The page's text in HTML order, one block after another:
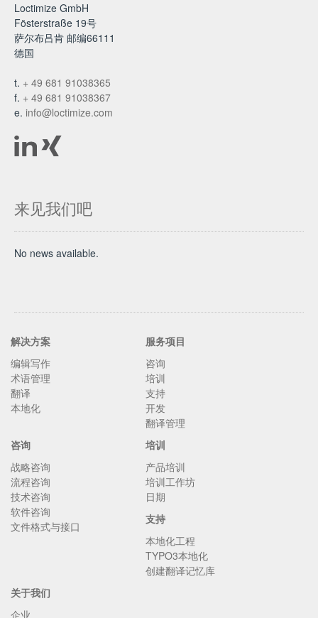
Loctimize GmbH
Fösterstraße 19号
萨尔布吕肯 邮编66111
德国
t. + 49 681 91038365
f. + 49 681 91038367
e. info@loctimize.com
来见我们吧
No news available.
解决方案
编辑写作
术语管理
翻译
本地化
服务项目
咨询
培训
支持
开发
翻译管理
咨询
战略咨询
流程咨询
技术咨询
软件咨询
文件格式与接口
培训
产品培训
培训工作坊
日期
支持
本地化工程
TYPO3本地化
创建翻译记忆库
关于我们
企业